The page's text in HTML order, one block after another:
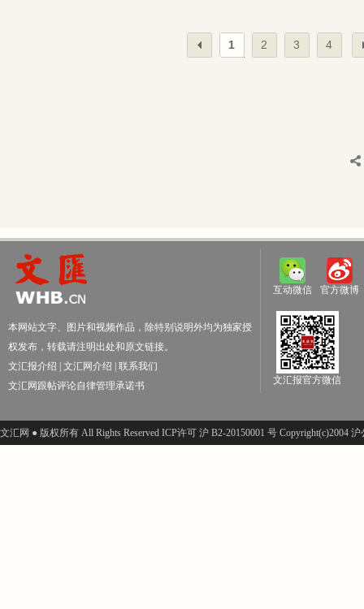
1 2 3 4
本网站文字、图片和视频作品，除特别说明外均为独家授
权发布，转载请注明出处和原文链接。
文汇报介绍
文汇网介绍
联系我们
文汇网跟帖评论自律管理承诺书
互动微信 官方微博
文汇报官方微信
文汇网 ● 版权所有 All Rights Reserved ICP许可 沪 B2-20150001 号 Copyright(c)2004